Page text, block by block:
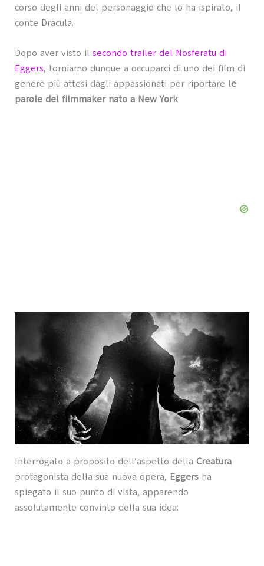
corso degli anni del personaggio che lo ha ispirato, il
conte Dracula.
Dopo aver visto il secondo trailer del Nosferatu di
Eggers, torniamo dunque a occuparci di uno dei film di
genere più attesi dagli appassionati per riportare le
parole del filmmaker nato a New York.
Interrogato a proposito dell’aspetto della Creatura
protagonista della sua nuova opera, Eggersha
spiegato il suo punto di vista, apparendo
assolutamente convinto della sua idea: